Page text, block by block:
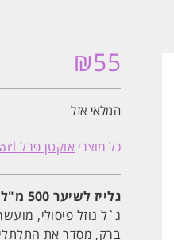
₪55
המלאי אזל
כל מוצרי אוקטן פרל Octan Pearl
גלייז לשיער 500 מ"ל אוקטן פרל Octan Pearl
ג`ל נוזל פיסולי,
ברק, מסדר את